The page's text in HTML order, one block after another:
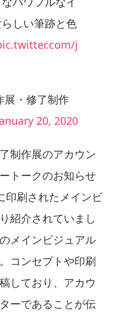
しい筆跡と色
j
・修了制作
20, 2020
制作展のアカウン
トークのお知らせ
印刷されたメインビ
紹介されていまし
メインビジュアル
コンセプトや印刷
しており、アカウ
ーであることが伝